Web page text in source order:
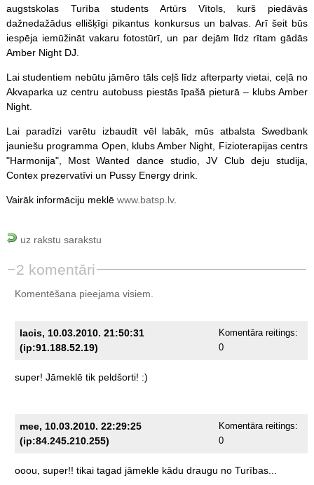
augstskolas Turība students Artūrs Vītols, kurš piedāvās
dažnedažādus ellišķīgi pikantus konkursus un balvas. Arī šeit būs
iespēja iemūžināt vakaru fotostūrī, un par dejām līdz rītam gādās
Amber Night DJ.
Lai studentiem nebūtu jāmēro tāls ceļš līdz afterparty vietai, ceļā no
Akvaparka uz centru autobuss piestās īpašā pieturā – klubs Amber
Night.
Lai paradīzi varētu izbaudīt vēl labāk, mūs atbalsta Swedbank
jauniešu programma Open, klubs Amber Night, Fizioterapijas centrs
"Harmonija", Most Wanted dance studio, JV Club deju studija,
Contex prezervatīvi un Pussy Energy drink.
Vairāk informāciju meklē www.batsp.lv.
uz rakstu sarakstu
2 komentāri
Komentēšana pieejama visiem.
lacis, 10.03.2010. 21:50:31
(ip:91.188.52.19)
Komentāra reitings:
0
super! Jāmeklē tik peldšorti! :)
mee, 10.03.2010. 22:29:25
(ip:84.245.210.255)
Komentāra reitings:
0
ooou, super!! tikai tagad jāmekle kādu draugu no Turības...